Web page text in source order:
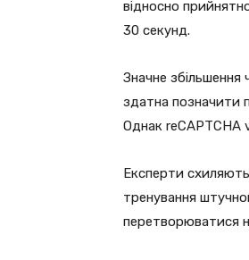
відносно
30 секунд.
Значне
здатна позначити
Однак reCAPTCHA
Експерти
тренування
перетворюватися